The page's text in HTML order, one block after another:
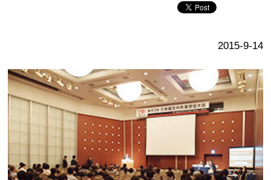
2015-9-14